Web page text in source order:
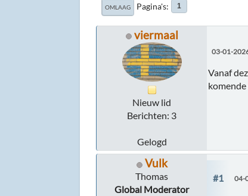
OMLAAG Pagina's 1
viermaal
Nieuw lid
Berichten: 3
Gelogd
03-01-
Vanaf
Vulk
Thomas
Global Moderator
#1 04-